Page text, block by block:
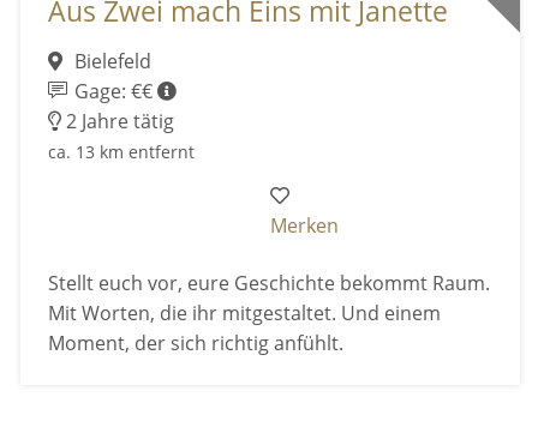
Aus Zwei mach Eins mit Janette
Bielefeld
Gage: €€
2 Jahre tätig
ca. 13 km entfernt
Merken
Stellt euch vor, eure Geschichte bekommt Raum.
Mit Worten, die ihr mitgestaltet. Und einem
Moment, der sich richtig anfühlt.